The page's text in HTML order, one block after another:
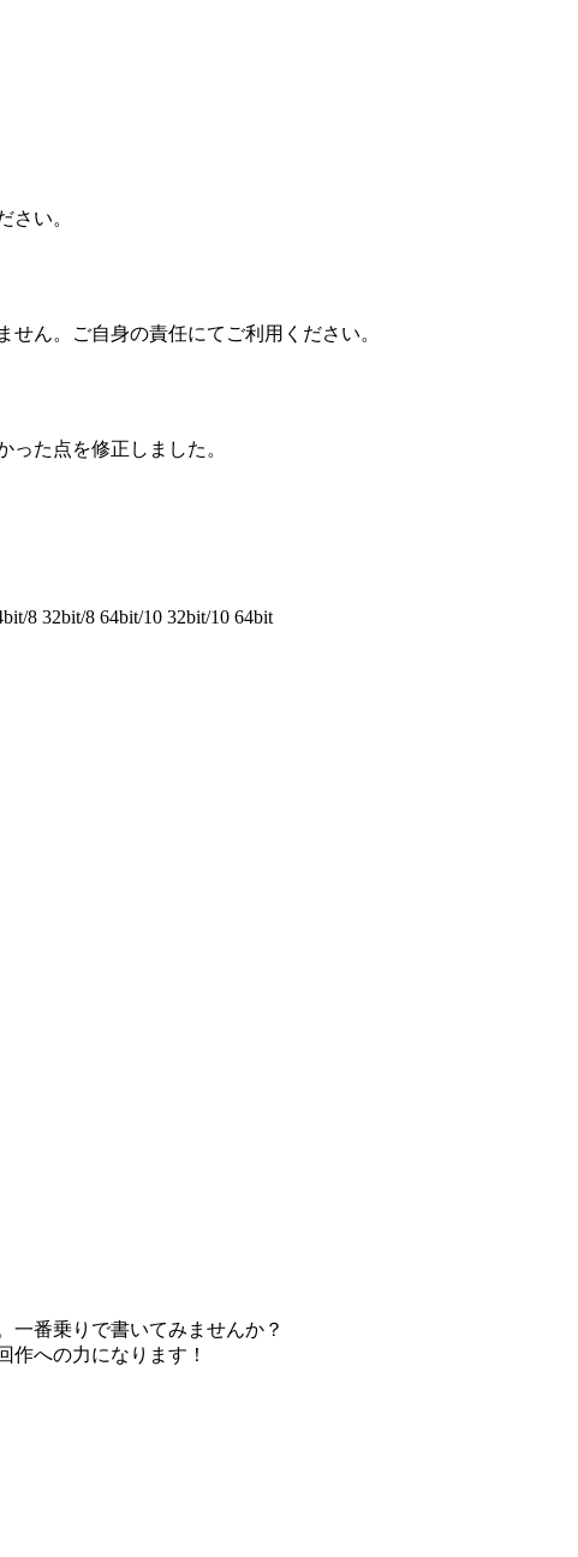
さい。
ん。ご自身の責任にてご利用ください。
た点を修正しました。
8 32bit/8 64bit/10 32bit/10 64bit
一番乗りで書いてみませんか？
作への力になります！